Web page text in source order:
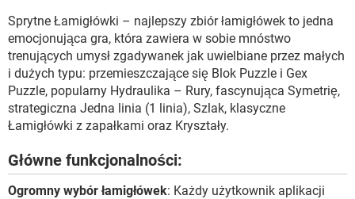
Sprytne Łamigłówki – najlepszy zbiór łamigłówek to jedna
emocjonująca gra, która zawiera w sobie mnóstwo
trenujących umysł zgadywanek jak uwielbiane przez małych
i dużych typu: przemieszczające się Blok Puzzle i Gex
Puzzle, popularny Hydraulika – Rury, fascynująca Symetrię,
strategiczna Jedna linia (1 linia), Szlak, klasyczne
Łamigłówki z zapałkami oraz Kryształy.
Główne funkcjonalności:
Ogromny wybór łamigłówek: Każdy użytkownik aplikacji